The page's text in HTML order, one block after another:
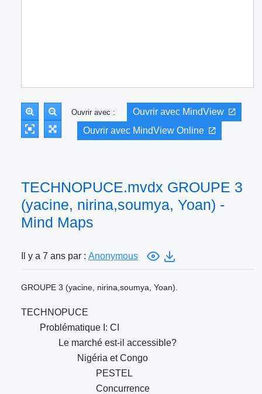
Ouvrir avec :
Ouvrir avec MindView
Ouvrir avec MindView Online
TECHNOPUCE.mvdx GROUPE 3
(yacine, nirina,soumya, Yoan) -
Mind Maps
Il y a 7 ans par : Anonymous
GROUPE 3 (yacine, nirina,soumya, Yoan).
TECHNOPUCE
Problématique I: CI
Le marché est-il accessible?
Nigéria et Congo
PESTEL
Concurrence